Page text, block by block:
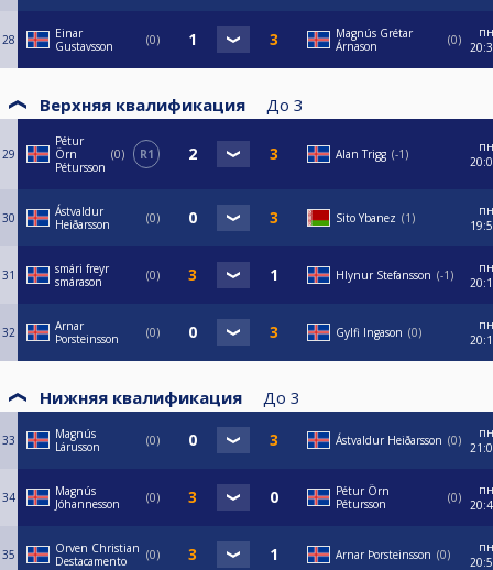
28
Einar
Gustavsson
0
Magnús Grétar
Árnason
0
пн
Верхняя квалификация До 3
29
Pétur
Örn
Pétursson
0 R1 Alan Trigg -1
пн
30
Ástvaldur
Heiðarsson
0 Sito Ybanez 1
пн
31
smári freyr
smárason
0 Hlynur Stefansson -1
пн
32
Arnar
Þorsteinsson
0 Gylfi Ingason 0
пн
Нижняя квалификация До 3
33
Magnús
Lárusson
0 Ástvaldur Heiðarsson 0
пн
34
Magnús
Jóhannesson
0
Pétur Örn
Pétursson
0
пн
35
Orven Christian
Destacamento
0 Arnar Þorsteinsson 0
пн